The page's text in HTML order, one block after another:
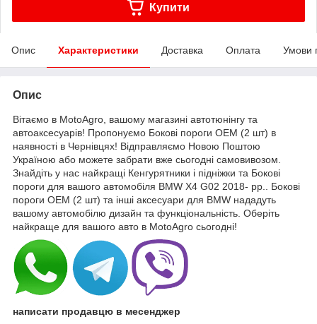
Купити
Опис Характеристики Доставка Оплата Умови
Опис
Вітаємо в MotoAgro, вашому магазині автотюнінгу та
автоаксесуарів! Пропонуємо Бокові пороги OEM (2 шт) в
наявності в Чернівцях! Відправляємо Новою Поштою
Україною або можете забрати вже сьогодні самовивозом.
Знайдіть у нас найкращі Кенгурятники і підніжки та Бокові
пороги для вашого автомобіля BMW X4 G02 2018- рр.. Бокові
пороги OEM (2 шт) та інші аксесуари для BMW нададуть
вашому автомобілю дизайн та функціональність. Оберіть
найкраще для вашого авто в MotoAgro сьогодні!
написати продавцю в месенджер